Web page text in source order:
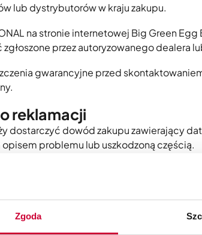
Zgoda
lub dystrybutorów w kraju zakupu.
na stronie internetowej Big Green
przez autoryzowanego dealera
gwarancyjne przed
reklamacji
dostarczyć dowód zakupu zawierający
problemu lub uszkodzoną częścią.
właściciela powinno widnieć na
koszty wysyłki, koszty